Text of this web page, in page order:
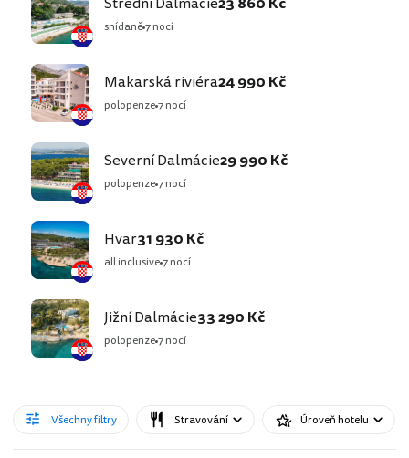
snídaně7 nocí
Makarská riviéra24 990 Kč
polopenze7 nocí
Severní Dalmácie29 990 Kč
polopenze7 nocí
Hvar31 930 Kč
all inclusive7 nocí
Jižní Dalmácie33 290 Kč
polopenze7 nocí
Všechny filtry Stravování Úroveň hotelu